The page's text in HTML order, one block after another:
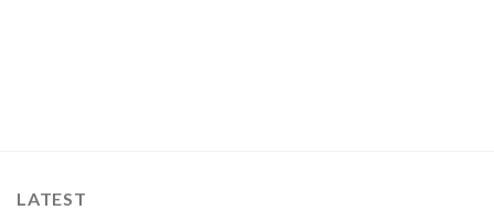
LATEST